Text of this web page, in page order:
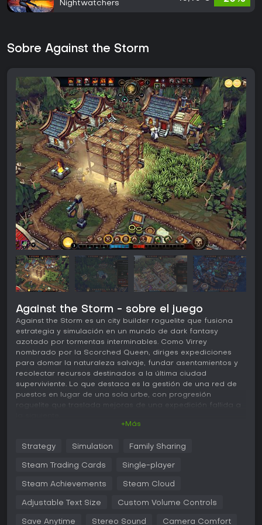
Nightwatchers
Sobre Against the Storm
Against the Storm - sobre el juego
Against the Storm es un city builder roguelite que fusiona
estrategia y simulación en un mundo de dark fantasy
azotado por tormentas interminables. Como Virrey
nombrado por la Scorched Queen, diriges expediciones
para domar la naturaleza salvaje, fundar asentamientos y
recolectar recursos destinados a la última ciudad
superviviente. Lo que destaca es la gestión de una red de
puestos en lugar de una sola urbe, con progresión
roguelite que traslada mejoras de una expedición fallida a
En Against the Storm, el núcleo del juego gira en torno a
lanzar expediciones desde la Smoldering City para
proceduralmente. Recolectas recursos, construyes edificios
labores como agricultura, artesanía o exploración. Los
+Más
Strategy Simulation Family Sharing
Steam Trading Cards Single-player
Steam Achievements Steam Cloud
Adjustable Text Size Custom Volume Controls
Save Anytime Stereo Sound Camera Comfort